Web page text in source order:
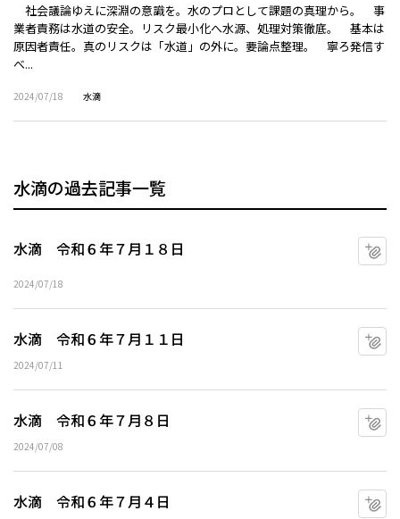
社会議論ゆえに深淵の意識を。水のプロとして課題の真理から。 事
業者責務は水道の安全。リスク最小化へ水源、処理対策徹底。 基本は
原因者責任。真のリスクは「水道」の外に。要論点整理。 寧ろ発信す
べ...
2024/07/18 水滴
水滴の過去記事一覧
水滴 令和６年７月１８日
2024/07/18
水滴 令和６年７月１１日
2024/07/11
水滴 令和６年７月８日
2024/07/08
水滴 令和６年７月４日